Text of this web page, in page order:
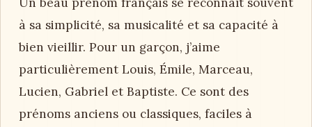
à sa simplicité, sa musicalité et sa capacité à
bien vieillir. Pour un garçon, j’aime
particulièrement Louis, Émile, Marceau,
Lucien, Gabriel et Baptiste. Ce sont des
prénoms anciens ou classiques, faciles à